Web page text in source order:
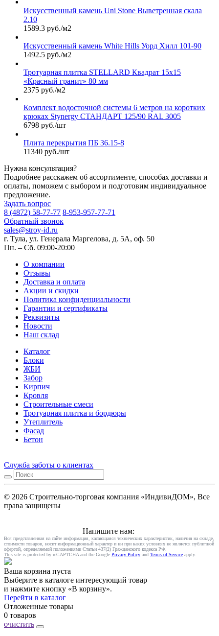
Искусственный камень Uni Stone Выветренная скала
2.10
1589.3 руб./м2
Искусственный камень White Hills Уорд Хилл 101-90
1492.5 руб./м2
Тротуарная плитка STELLARD Квадрат 15х15
«Красный гранит» 80 мм
2375 руб./м2
Комплект водосточной системы 6 метров на коротких
крюках Stynergy СТАНДАРТ 125/90 RAL 3005
6798 руб./шт
Плита перекрытия ПБ 36.15-8
11340 руб./шт
Нужна консультация?
Подробнее расскажем об ассортименте, способах доставки и
оплаты, поможем с выбором и подготовим индивидуальное
предложение.
Задать вопрос
8 (4872) 58-77-77 8-953-957-77-71
Обратный звонок
sales@stroy-id.ru
г. Тула, ул. Генерала Маргелова, д. 5А, оф. 50
Пн. – Cб. 09:00-20:00
О компании
Отзывы
Доставка и оплата
Акции и скидки
Политика конфиденциальности
Гарантии и сертификаты
Реквизиты
Новости
Наш склад
Каталог
Блоки
ЖБИ
Забор
Кирпич
Кровля
Строительные смеси
Тротуарная плитка и бордюры
Утеплитель
Фасад
Бетон
Служба заботы о клиентах
© 2026 Строительно-торговая компания «ИндивиДОМ», Все
права защищены
Напишите нам:
Вся представленная на сайте информация, касающаяся технических характеристик, наличия на складе,
стоимости товаров, носит информационный характер и ни при каких условиях не является публичной
офертой, определяемой положениями Статьи 437(2) Гражданского кодекса РФ.
This site is protected by reCAPTCHA and the Google Privacy Policy and Terms of Service apply.
Ваша корзина пуста
Выберите в каталоге интересующий товар
и нажмите кнопку «В корзину».
Перейти в каталог
Отложенные товары
0 товаров
очистить